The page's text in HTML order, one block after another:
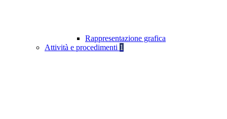
Rappresentazione grafica
Attività e procedimenti 1